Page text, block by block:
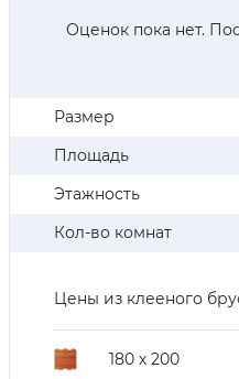
Оценок пока нет.
Размер
Площадь
Этажность
Кол-во комнат
Цены из клееного
180 х 200